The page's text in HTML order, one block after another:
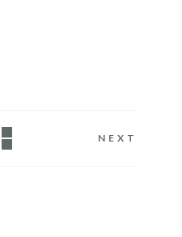
NEXT